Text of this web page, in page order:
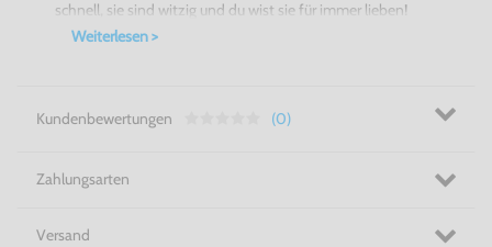
schnell, sie sind witzig und du wist sie für immer lieben!
Weiterlesen >
Kundenbewertungen (0)
Zahlungsarten
Versand